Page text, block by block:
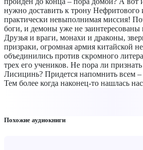
нужно доставить к трону Нефритового
практически невыполнимая миссия!
боги, и демоны уже не
Друзья и враги, монахи и драконы,
призраки, огромная армия китайской
объединились против скромного
трех его учеников. Не пора ли
Лисицинь? Придется напомнить всем –
Тем более когда наконец-то нашлась
Похожие аудиокниги